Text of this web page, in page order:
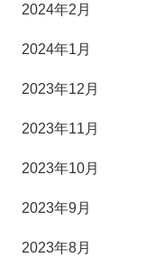
2024年2月
2024年1月
2023年12月
2023年11月
2023年10月
2023年9月
2023年8月